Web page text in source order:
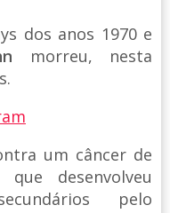
dos anos 1970 e
morreu, nesta
um câncer de
desenvolveu
pelo